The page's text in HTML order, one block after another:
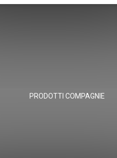
Assinews.it
PRODOTTI COMPAGNIE